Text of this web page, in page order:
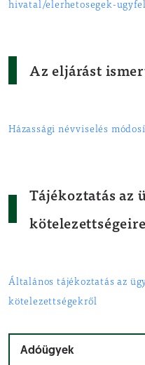
hivatal/elerhetosegek-
Az eljárást
Házassági névviselés
Tájékoztatás az
Általános tájékoztatás az
kötelezettségekről
Adóügyek